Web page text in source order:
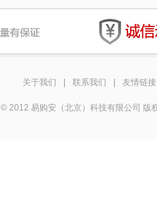
关于我们 联系我们 友情链接
© 2012 易购安（北京）科技有限公司 版